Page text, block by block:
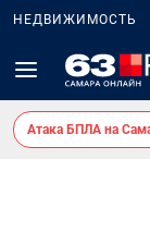
НЕДВИЖИМОСТЬ
Атака БПЛА на